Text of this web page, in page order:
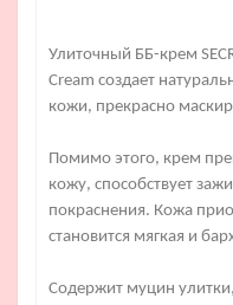
Улиточный ББ-крем
Cream создает
кожи, прекрасно
Помимо этого, крем
кожу, способствует
покраснения. Кожа
становится мягкая и
Содержит муцин